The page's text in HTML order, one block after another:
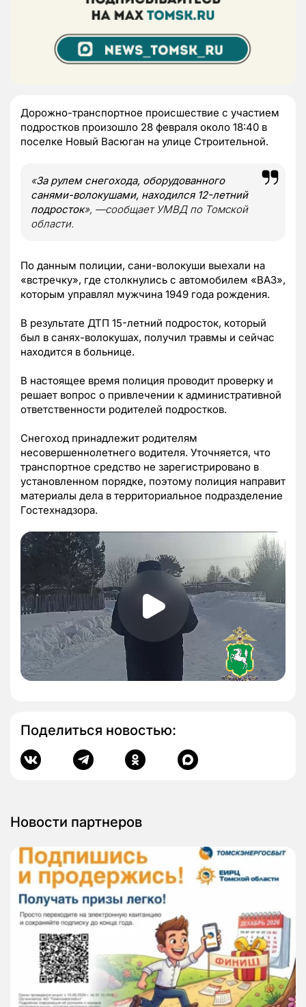
Дорожно-транспортное происшествие с участием
подростков произошло 28 февраля около 18:40 в
поселке Новый Васюган на улице Строительной.
«За рулем снегохода, оборудованного
санями-волокушами, находился 12-летний
подросток», —сообщает УМВД по Томской
области.
По данным полиции, сани-волокуши выехали на
«встречку», где столкнулись с автомобилем «ВАЗ»,
которым управлял мужчина 1949 года рождения.
В результате ДТП 15-летний подросток, который
был в санях-волокушах, получил травмы и сейчас
находится в больнице.
В настоящее время полиция проводит проверку и
решает вопрос о привлечении к административной
ответственности родителей подростков.
Снегоход принадлежит родителям
несовершеннолетнего водителя. Уточняется, что
транспортное средство не зарегистрировано в
установленном порядке, поэтому полиция направит
материалы дела в территориальное подразделение
Гостехнадзора.
Поделиться новостью:
Новости партнеров